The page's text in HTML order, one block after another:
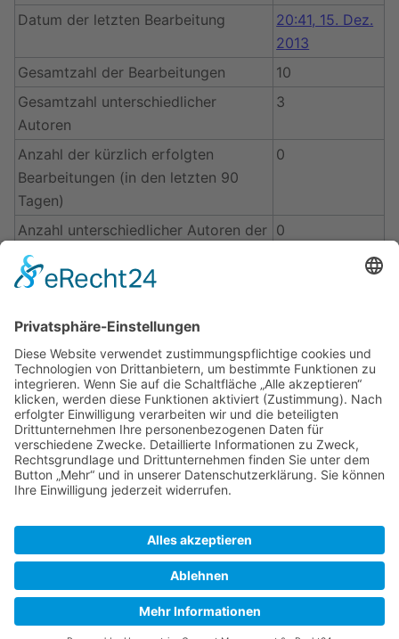
Datum der letzten Bearbeitung
20:41, 15. Dez.
2013
Gesamtzahl der Bearbeitungen
10
Gesamtzahl unterschiedlicher
Autoren
3
Anzahl der kürzlich erfolgten
Bearbeitungen (in den letzten 90
Tagen)
0
Anzahl unterschiedlicher Autoren der
kürzlich erfolgten Bearbeitungen
0
Eingebundene
Vorlagen (3)
Vorlage:Koordinate(Quelltext
anzeigen)
Vorlage:Navigation(Quelltext
anzeigen)
Vorlage:Stub(Quelltext
anzeigen
SkipperGuide